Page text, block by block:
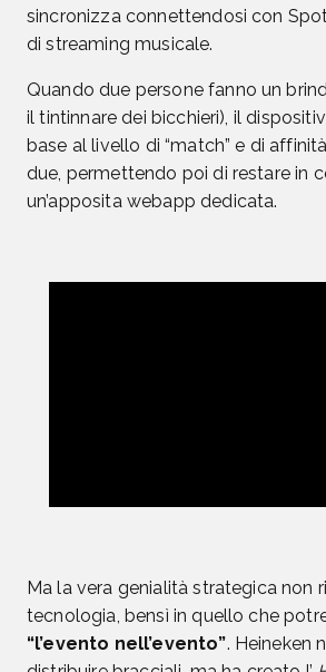
sincronizza connettendosi con
di streaming musicale.
Quando due persone fanno un
il tintinnare dei bicchieri), il
base al livello di “match” e di
due, permettendo poi di restare in
un’apposita webapp dedicata.
Ma la vera genialità strategica non
tecnologia, bensì in quello che
“l’evento nell’evento”. Heineken